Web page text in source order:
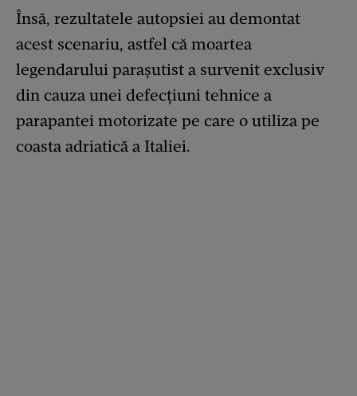
Însă, rezultatele autopsiei au demontat
acest scenariu, astfel că moartea
legendarului parașutist a survenit exclusiv
din cauza unei defecțiuni tehnice a
parapantei motorizate pe care o utiliza pe
coasta adriatică a Italiei.